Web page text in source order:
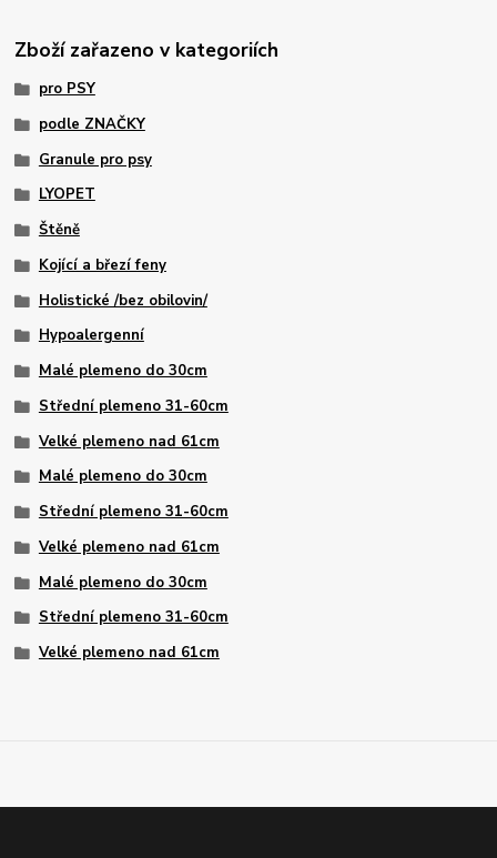
Zboží zařazeno v kategoriích
pro PSY
podle ZNAČKY
Granule pro psy
LYOPET
Štěně
Kojící a březí feny
Holistické /bez obilovin/
Hypoalergenní
Malé plemeno do 30cm
Střední plemeno 31-60cm
Velké plemeno nad 61cm
Malé plemeno do 30cm
Střední plemeno 31-60cm
Velké plemeno nad 61cm
Malé plemeno do 30cm
Střední plemeno 31-60cm
Velké plemeno nad 61cm